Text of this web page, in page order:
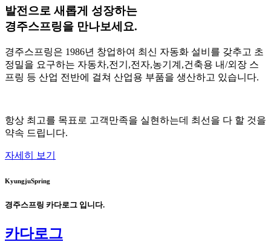
발전으로 새롭게 성장하는
경주스프링을 만나보세요.
경주스프링은 1986년 창업하여 최신 자동화 설비를 갖추고 초
정밀을 요구하는 자동차,전기,전자,농기계,건축용 내/외장 스
프링 등 산업 전반에 걸쳐 산업용 부품을 생산하고 있습니다.
항상 최고를 목표로 고객만족을 실현하는데 최선을 다 할 것을
약속 드립니다.
자세히 보기
KyungjuSpring
경주스프링 카다로그 입니다.
카다로그